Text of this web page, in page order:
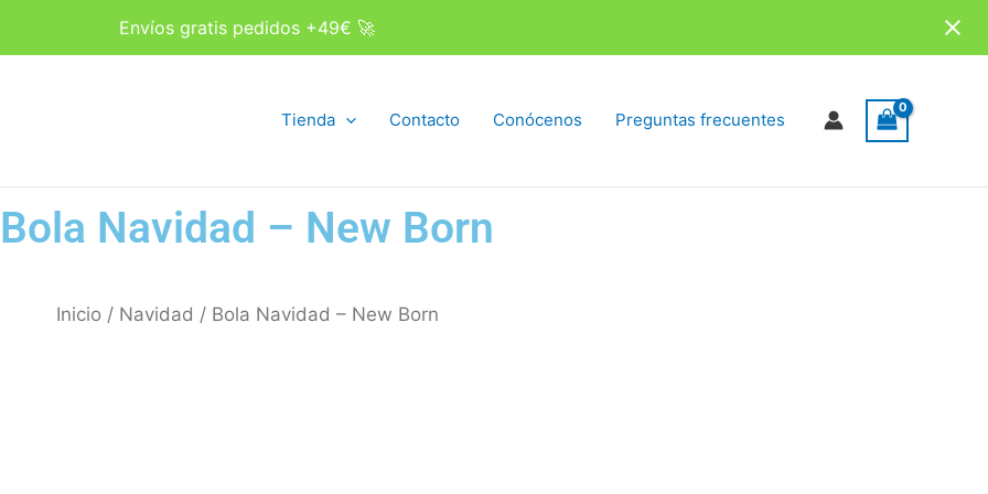
Envíos gratis pedidos +49€ 🚀
Tienda Contacto Conócenos Preguntas frecuentes
Bola Navidad – New Born
Inicio/ Navidad / Bola Navidad – New Born